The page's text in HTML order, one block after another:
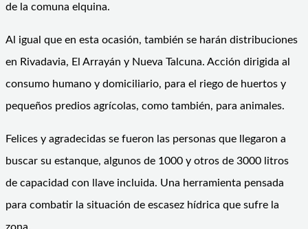
de la comuna elquina.
Al igual que en esta ocasión, también se harán distribuciones
en Rivadavia, El Arrayán y Nueva Talcuna. Acción dirigida al
consumo humano y domiciliario, para el riego de huertos y
pequeños predios agrícolas, como también, para animales.
Felices y agradecidas se fueron las personas que llegaron a
buscar su estanque, algunos de 1000 y otros de 3000 litros
de capacidad con llave incluida. Una herramienta pensada
para combatir la situación de escasez hídrica que sufre la
zona.